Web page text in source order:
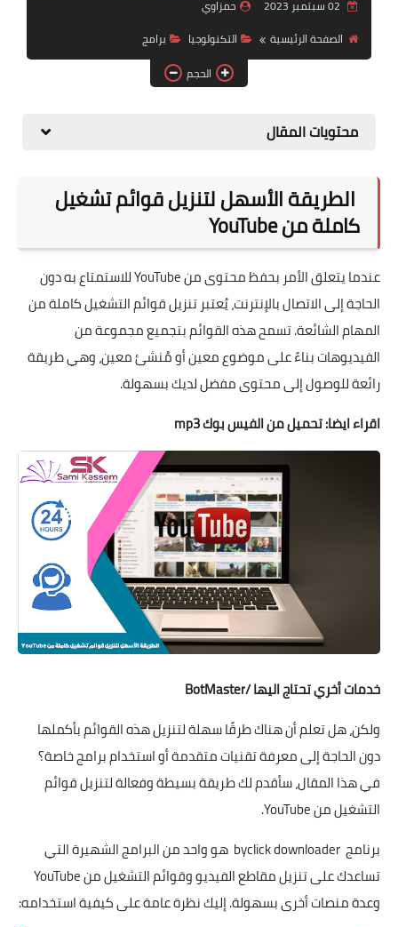
قوالب
منوعات
حمزاوي
الصفحة الرئيسية
التكنولوجيا
برامج
الحجم
محتويات المقال
الطريقة الأسهل لتنزيل قوائم تشغيل
كاملة من YouTube
عندما يتعلق الأمر بحفظ محتوى من YouTube للاستمتاع به دون
الحاجة إلى الاتصال بالإنترنت، يُعتبر تنزيل قوائم التشغيل كاملة من
المهام الشائعة. تسمح هذه القوائم بتجميع مجموعة من
الفيديوهات بناءً على موضوع معين أو مُنشئ معين، وهي طريقة
رائعة للوصول إلى محتوى مفضل لديك بسهولة.
اقراء ايضا:تحميل من الفيس بوك mp3
خدمات أخري تحتاج اليها /BotMaster
ولكن، هل تعلم أن هناك طرقًا سهلة لتنزيل هذه القوائم بأكملها
دون الحاجة إلى معرفة تقنيات متقدمة أو استخدام برامج خاصة؟
في هذا المقال، سأقدم لك طريقة بسيطة وفعالة لتنزيل قوائم
التشغيل من YouTube.
برنامج byclick downloader هو واحد من البرامج الشهيرة التي
تساعدك على تنزيل مقاطع الفيديو وقوائم التشغيل من YouTube
وعدة منصات أخرى بسهولة. إليك نظرة عامة على كيفية استخدامه: